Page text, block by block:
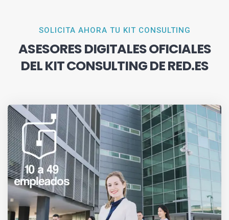
SOLICITA AHORA TU KIT CONSULTING
ASESORES DIGITALES OFICIALES
DEL KIT CONSULTING DE RED.ES